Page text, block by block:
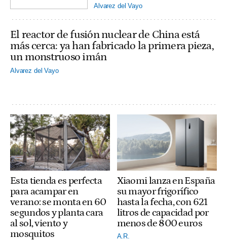
Alvarez del Vayo
El reactor de fusión nuclear de China está
más cerca: ya han fabricado la primera pieza,
un monstruoso imán
Alvarez del Vayo
Esta tienda es perfecta
para acampar en
verano: se monta en 60
segundos y planta cara
al sol, viento y
mosquitos
Xiaomi lanza en España
su mayor frigorífico
hasta la fecha, con 621
litros de capacidad por
menos de 800 euros
A.R.